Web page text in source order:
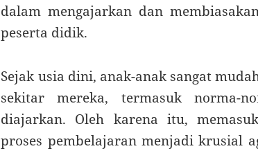
dalam mengajarkan dan
peserta didik.
Sejak usia dini, anak-anak sangat
sekitar mereka, termasuk norma-
diajarkan. Oleh karena itu,
proses pembelajaran menjadi krusial